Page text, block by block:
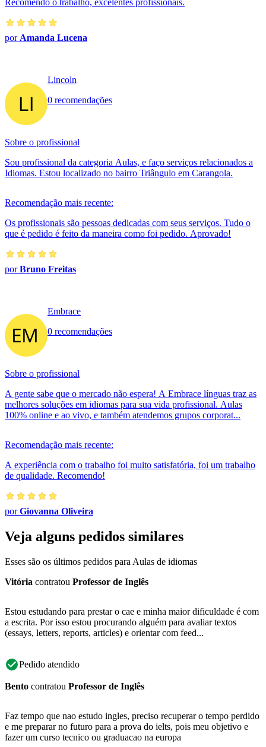
Recomendo o trabalho, excelentes profissionais.
por Amanda Lucena
Lincoln
0 recomendações
Sobre o profissional
Sou profissional da categoria Aulas, e faço serviços relacionados a
Idiomas. Estou localizado no bairro Triângulo em Carangola.
Recomendação mais recente:
Os profissionais são pessoas dedicadas com seus serviços. Tudo o
que é pedido é feito da maneira como foi pedido. Aprovado!
porBruno Freitas
Embrace
0 recomendações
Sobre o profissional
A gente sabe que o mercado não espera! A Embrace línguas traz as
melhores soluções em idiomas para sua vida profissional. Aulas
100% online e ao vivo, e também atendemos grupos corporat...
Recomendação mais recente:
A experiência com o trabalho foi muito satisfatória, foi um trabalho
de qualidade. Recomendo!
porGiovanna Oliveira
Veja alguns pedidos similares
Esses são os últimos pedidos para Aulas de idiomas
Vitória contratou Professor de Inglês
Estou estudando para prestar o cae e minha maior dificuldade é com
a escrita. Por isso estou procurando alguém para avaliar textos
(essays, letters, reports, articles) e orientar com feed...
Pedido atendido
Bento contratou Professor de Inglês
Faz tempo que nao estudo ingles, preciso recuperar o tempo perdido
e me preparar no futuro para a prova do ielts, pois meu objetivo e
fazer um curso tecnico ou graduacao na europa